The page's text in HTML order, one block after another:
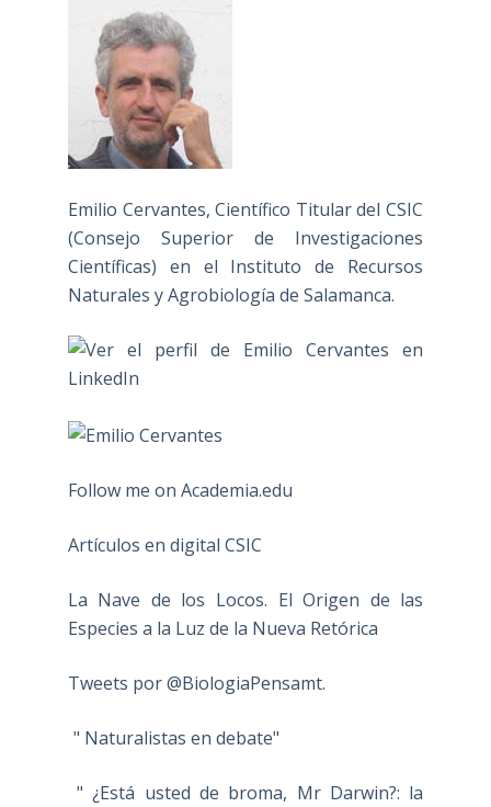
Emilio Cervantes, Científico Titular del CSIC
(Consejo Superior de Investigaciones
Científicas) en el Instituto de Recursos
Naturales y Agrobiología de Salamanca.
Follow me on Academia.edu
Artículos en digital CSIC
La Nave de los Locos. El Origen de las
Especies a la Luz de la Nueva Retórica
Tweets por @BiologiaPensamt.
" Naturalistas en debate"
" ¿Está usted de broma, Mr Darwin?: la